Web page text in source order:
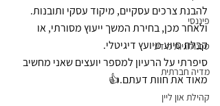
פיננסי
טכנולוגיות מידע
מדיה חברתית
קהילת און ליין
להבנת צרכים עסקיים, מיקוד עסקי ותובנות.
ולאחר מכן, בחירת המשך ייעוץ מסורתי, או
קבלת סיוע מיועץ דיגיטלי.
סיפרתי על הרעיון למספר יועצים שאני מחשיב
מאוד את חוות דעתם.👍